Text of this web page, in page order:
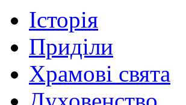
Історія
Приділи
Храмові свята